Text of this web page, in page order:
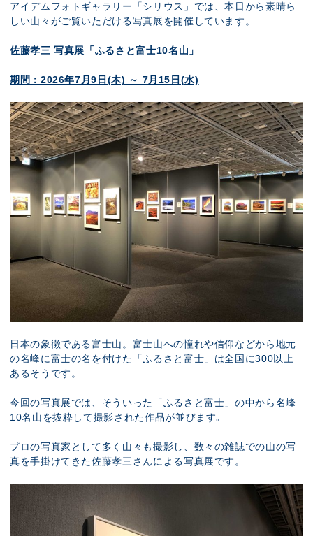
アイデムフォトギャラリー「シリウス」では、本日から素晴ら
しい山々がご覧いただける写真展を開催しています。
佐藤孝三 写真展「ふるさと富士10名山」
期間：2026年7月9日(木) ～ 7月15日(水)
日本の象徴である富士山。富士山への憧れや信仰などから地元
の名峰に富士の名を付けた「ふるさと富士」は全国に300以上
あるそうです。
今回の写真展では、そういった「ふるさと富士」の中から名峰
10名山を抜粋して撮影された作品が並びます｡
プロの写真家として多く山々も撮影し、数々の雑誌での山の写
真を手掛けてきた佐藤孝三さんによる写真展です。